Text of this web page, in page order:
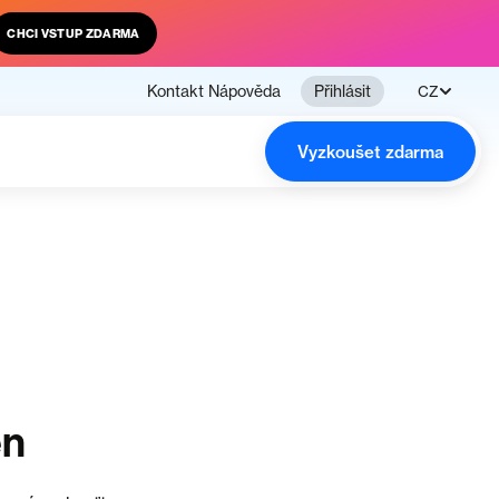
CHCI VSTUP ZDARMA
Kontakt Nápověda Přihlásit CZ
Vyzkoušet zdarma